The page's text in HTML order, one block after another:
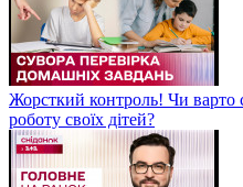
Жорсткий контроль! Чи варто
роботу своїх дітей?